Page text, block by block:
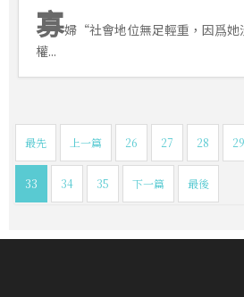
寡婦“社會地位無足輕重，因爲她
權...
最先 上一篇 26 27 28 29
33 34 35 下一篇 最後